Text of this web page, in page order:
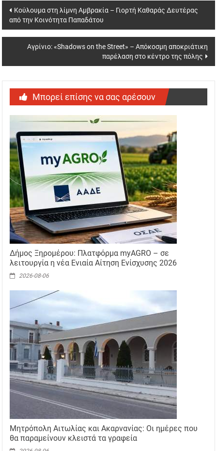
Post
navigation
Κούλουμα στη λίμνη Αμβρακία – Γιορτή Καθαράς Δευτέρας
από την Κοινότητα Παπαδάτου
Αγρίνιο: «Shadows on the Street» – Απόκοσμη αποκριάτικη
παρέλαση στο κέντρο της πόλης
Μπορεί επίσης να σας αρέσουν
Δήμος Ξηρομέρου: Πλατφόρμα myAGRO – σε
λειτουργία η νέα Ενιαία Αίτηση Ενίσχυσης 2026
2026-08-06
Μητρόπολη Αιτωλίας και Ακαρνανίας: Οι ημέρες που
θα παραμείνουν κλειστά τα γραφεία